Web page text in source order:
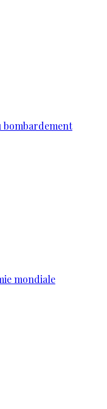
bombardement
mondiale